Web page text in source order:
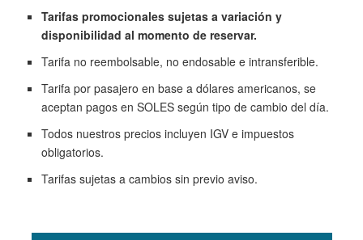
Tarifas promocionales sujetas a variación y
disponibilidad al momento de reservar.
Tarifa no reembolsable, no endosable e intransferible.
Tarifa por pasajero en base a dólares americanos, se
aceptan pagos en SOLES según tipo de cambio del día.
Todos nuestros precios incluyen IGV e impuestos
obligatorios.
Tarifas sujetas a cambios sin previo aviso.